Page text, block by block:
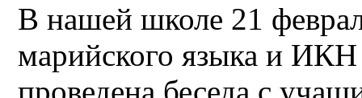
В нашей школе 21
марийского языка и
проведена беседа с